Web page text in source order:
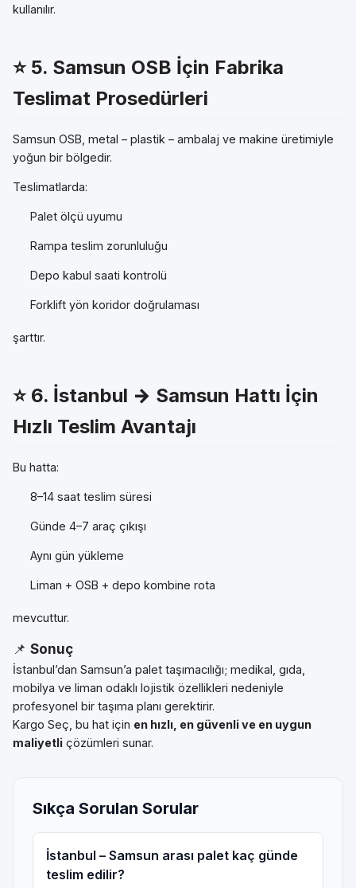
kullanılır.
⭐ 5. Samsun OSB İçin Fabrika
Teslimat Prosedürleri
Samsun OSB, metal – plastik – ambalaj ve makine üretimiyle
yoğun bir bölgedir.
Teslimatlarda:
Palet ölçü uyumu
Rampa teslim zorunluluğu
Depo kabul saati kontrolü
Forklift yön koridor doğrulaması
şarttır.
⭐ 6. İstanbul → Samsun Hattı İçin
Hızlı Teslim Avantajı
Bu hatta:
8–14 saat teslim süresi
Günde 4–7 araç çıkışı
Aynı gün yükleme
Liman + OSB + depo kombine rota
mevcuttur.
📌 Sonuç
İstanbul’dan Samsun’a palet taşımacılığı; medikal, gıda,
mobilya ve liman odaklı lojistik özellikleri nedeniyle
profesyonel bir taşıma planı gerektirir.
Kargo Seç, bu hat için en hızlı, en güvenli ve en uygun
maliyetli çözümleri sunar.
Sıkça Sorulan Sorular
İstanbul – Samsun arası palet kaç günde
teslim edilir?